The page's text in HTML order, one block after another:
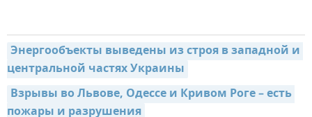
Энергообъекты выведены из строя в западной и
центральной частях Украины
Взрывы во Львове, Одессе и Кривом Роге – есть
пожары и разрушения